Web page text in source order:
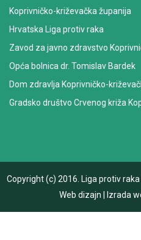
Koprivničko-križevačka županija
Hrvatska Liga protiv raka
Zavod za javno zdravstvo
Opća bolnica dr. Tomislav Bardek
Dom zdravlja Koprivničko-
Gradsko društvo Crvenog križa
Copyright (c) 2016. Liga protiv
Web dizajn
Izrada